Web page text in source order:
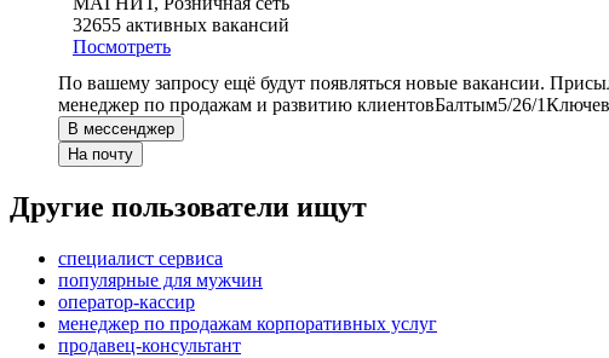
32655 активных вакансий
Посмотреть
По вашему запросу ещё будут появляться новые вакансии.
менеджер по продажам и развитию клиентовБалтым5/26/1
В мессенджер
На почту
Другие пользователи ищут
специалист сервиса
популярные для мужчин
оператор-кассир
менеджер по продажам корпоративных услуг
продавец-консультант